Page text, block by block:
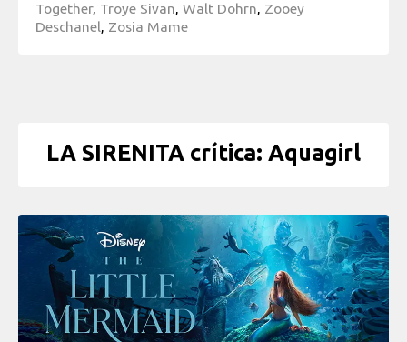
Together, Troye Sivan Walt Dohrn Zooey
Deschanel Zosia Mame
LA SIRENITA crítica: Aquagirl